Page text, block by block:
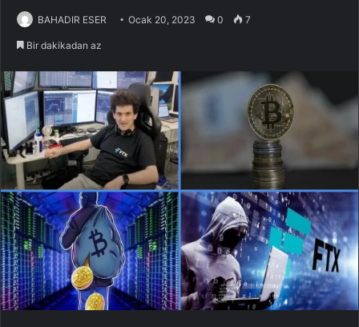
BAHADIR ESER Ocak 20, 2023 0 7
Bir dakikadan az